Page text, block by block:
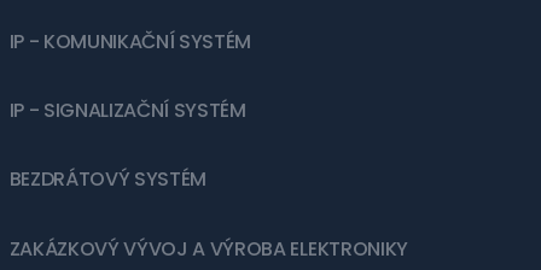
IP - KOMUNIKAČNÍ SYSTÉM
IP - SIGNALIZAČNÍ SYSTÉM
BEZDRÁTOVÝ SYSTÉM
ZAKÁZKOVÝ VÝVOJ A VÝROBA ELEKTRONIKY